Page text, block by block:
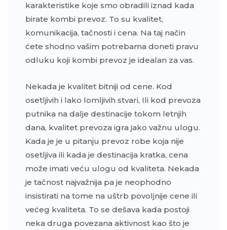
karakteristike koje smo obradili iznad kada
birate kombi prevoz. To su kvalitet,
komunikacija, tačnosti i cena. Na taj način
ćete shodno vašim potrebama doneti pravu
odluku koji kombi prevoz je idealan za vas.
Nekada je kvalitet bitniji od cene. Kod
osetljivih i lako lomljivih stvari, Ili kod prevoza
putnika na dalje destinacije tokom letnjih
dana, kvalitet prevoza igra jako važnu ulogu.
Kada je je u pitanju prevoz robe koja nije
osetljiva ili kada je destinacija kratka, cena
može imati veću ulogu od kvaliteta. Nekada
je tačnost najvažnija pa je neophodno
insistirati na tome na uštrb povoljnije cene ili
većeg kvaliteta. To se dešava kada postoji
neka druga povezana aktivnost kao što je